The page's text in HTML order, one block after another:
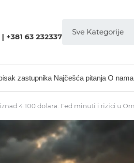
| +381 63 232337
zastupnika Najčešća pitanja O nama
4.100 dolara: Fed minuti i rizici u